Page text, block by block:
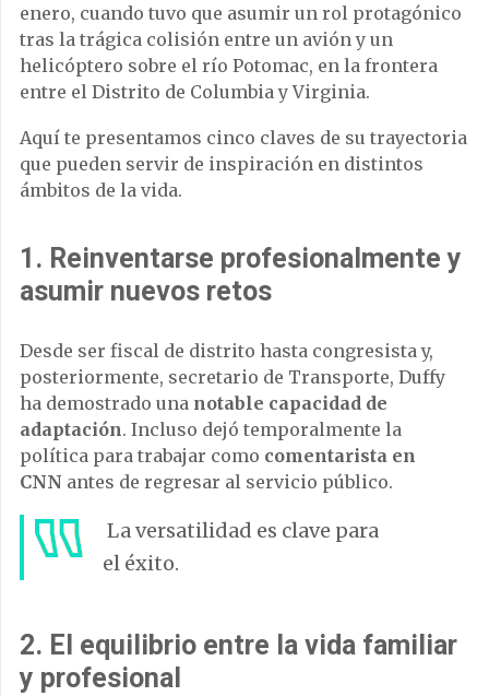
enero, cuando tuvo que asumir un rol protagónico
tras la trágica colisión entre un avión y un
helicóptero sobre el río Potomac, en la frontera
entre el Distrito de Columbia y Virginia.
Aquí te presentamos cinco claves de su trayectoria
que pueden servir de inspiración en distintos
ámbitos de la vida.
1. Reinventarse profesionalmente y
asumir nuevos retos
Desde ser fiscal de distrito hasta congresista y,
posteriormente, secretario de Transporte, Duffy
ha demostrado una notable capacidad de
adaptación. Incluso dejó temporalmente la
política para trabajar como comentarista en
CNN antes de regresar al servicio público.
La versatilidad es clave para
el éxito.
2. El equilibrio entre la vida familiar
y profesional